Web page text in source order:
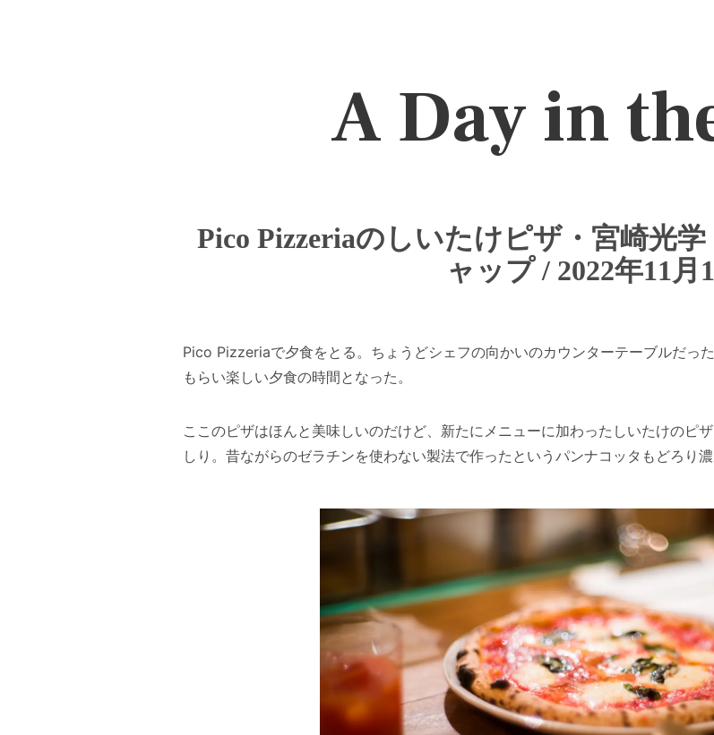
A Day in
Pico Pizzeriaのしいたけピザ・宮崎光
ャップ / 2022年11月
Pico Pizzeriaで夕食をとる。ちょうどシェフの向かいのカウンターテーブルだっ
もらい楽しい夕食の時間となった。
ここのピザはほんと美味しいのだけど、新たにメニューに加わったしいたけのピ
しり。昔ながらのゼラチンを使わない製法で作ったというパンナコッタもどろり濃